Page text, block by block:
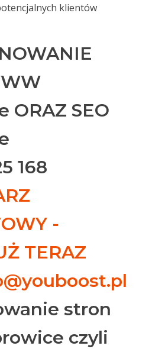
klientów
ORAZ SEO
168
-
TERAZ
stron
czyli